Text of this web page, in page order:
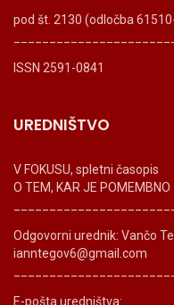
pod št. 2130 (odločba
ISSN 2591-0841
UREDNIŠTVO
V FOKUSU, spletni časopis
O TEM, KAR JE POMEMBNO
Odgovorni urednik: Vančo
ianntegov6@gmail.com
E-pošta uredništva: